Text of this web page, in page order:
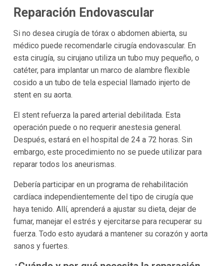
Reparación Endovascular
Si no desea cirugía de tórax o abdomen abierta, su
médico puede recomendarle cirugía endovascular. En
esta cirugía, su cirujano utiliza un tubo muy pequeño, o
catéter, para implantar un marco de alambre flexible
cosido a un tubo de tela especial llamado injerto de
stent en su aorta.
El stent refuerza la pared arterial debilitada. Esta
operación puede o no requerir anestesia general.
Después, estará en el hospital de 24 a 72 horas. Sin
embargo, este procedimiento no se puede utilizar para
reparar todos los aneurismas.
Debería participar en un programa de rehabilitación
cardíaca independientemente del tipo de cirugía que
haya tenido. Allí, aprenderá a ajustar su dieta, dejar de
fumar, manejar el estrés y ejercitarse para recuperar su
fuerza. Todo esto ayudará a mantener su corazón y aorta
sanos y fuertes.